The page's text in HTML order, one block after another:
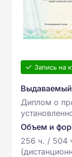
Запись на
Диплом о
Объем и
256 ч. / 504